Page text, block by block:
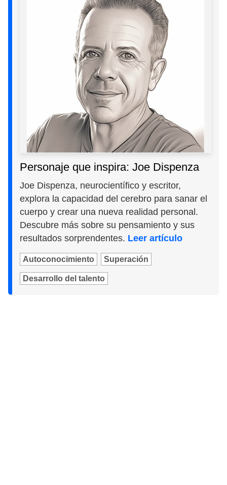
Personaje que inspira: Joe Dispenza
Joe Dispenza, neurocientífico y escritor,
explora la capacidad del cerebro para sanar el
cuerpo y crear una nueva realidad personal.
Descubre más sobre su pensamiento y sus
resultados sorprendentes. Leer artículo
Autoconocimiento Superación
Desarrollo del talento